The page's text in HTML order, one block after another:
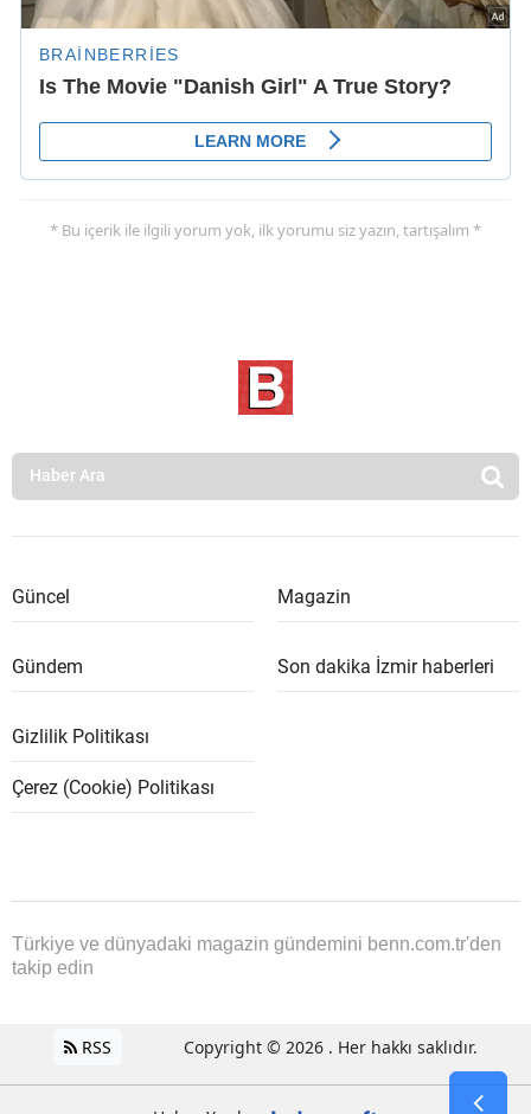
* Bu içerik ile ilgili yorum yok, ilk yorumu siz yazın, tartışalım *
Güncel Magazin
Gündem Son dakika İzmir haberleri
Gizlilik Politikası
Çerez (Cookie) Politikası
Türkiye ve dünyadaki magazin gündemini benn.com.tr'den
takip edin
RSS Copyright © 2026 . Her hakkı saklıdır.